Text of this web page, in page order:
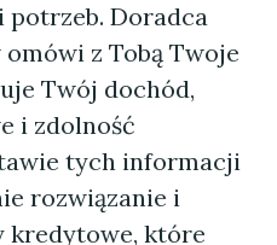
Doradca
z Tobą Twoje
Twój dochód,
i zdolność
tych informacji
rozwiązanie i
kredytowe, które